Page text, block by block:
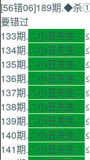
[56错06]189期.◆杀
要错过
133期.∴小丑先生∴
134期.∴小丑先生∴
135期.∴小丑先生∴
136期.∴小丑先生∴
137期.∴小丑先生∴
138期.∴小丑先生∴
139期.∴小丑先生∴
140期.∴小丑先生∴
141期.∴小丑先生∴